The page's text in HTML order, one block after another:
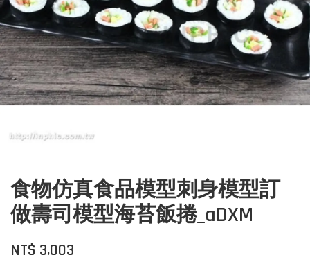
食物仿真食品模型刺身模型訂
做壽司模型海苔飯捲_aDXM
NT$ 3,003